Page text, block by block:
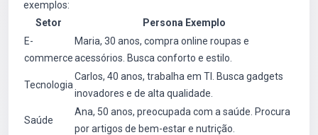
exemplos:
Setor
Persona Exemplo
E-
commerce
Maria, 30 anos, compra online roupas e
acessórios. Busca conforto e estilo.
Tecnologia
Carlos, 40 anos, trabalha em TI. Busca gadgets
inovadores e de alta qualidade.
Saúde
Ana, 50 anos, preocupada com a saúde. Procura
por artigos de bem-estar e nutrição.